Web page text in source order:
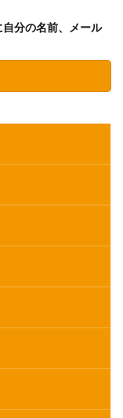
分の名前、メール